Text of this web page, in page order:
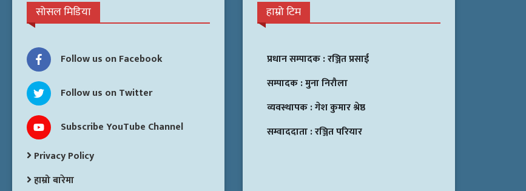
सोसल मिडिया
Follow us on Facebook
Follow us on Twitter
Subscribe YouTube Channel
Privacy Policy
हाम्रो बारेमा
हाम्रो टिम
प्रधान सम्पादक :रञ्जित प्रसाई
सम्पादक :मुना निरौला
व्यवस्थापक :गेश कुमार श्रेष्ठ
सम्वाददाता :रञ्जित परियार